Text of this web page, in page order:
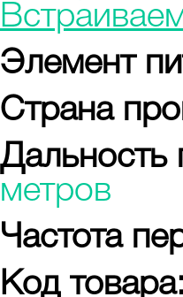
Элемент
Страна
Дальность
метров
Частота
Код товара: